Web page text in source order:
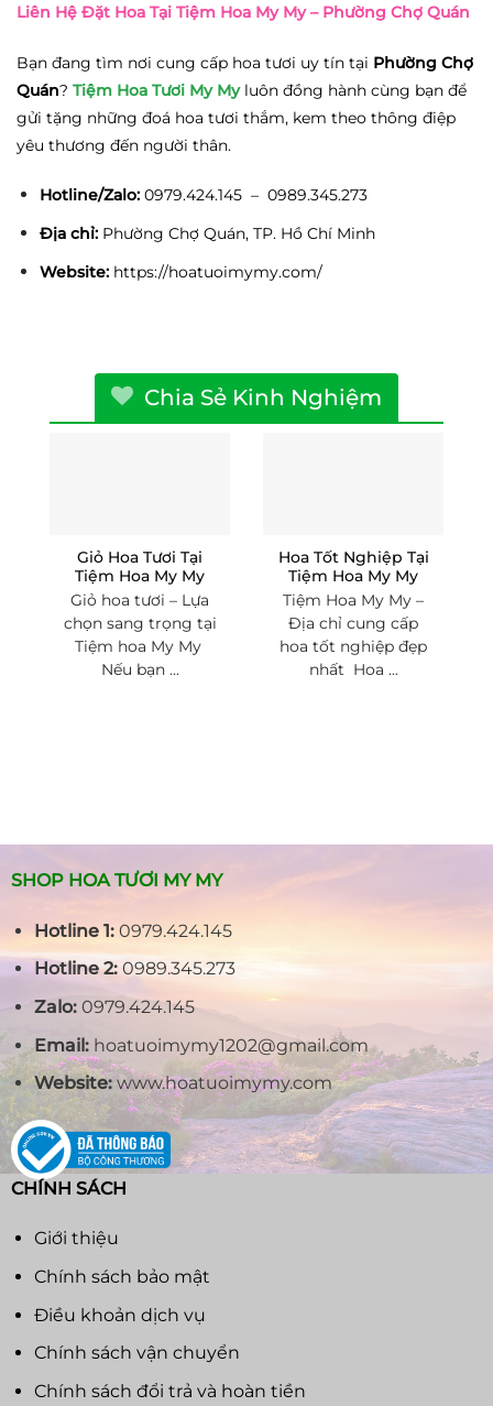
Liên Hệ Đặt Hoa Tại Tiệm Hoa My My – Phường Chợ Quán
Bạn đang tìm nơi cung cấp hoa tươi uy tín tại Phường Chợ
Quán? Tiệm Hoa Tươi My Myluôn đồng hành cùng bạn để
gửi tặng những đoá hoa tươi thắm, kem theo thông điệp
yêu thương đến người thân.
Hotline/Zalo:0979.424.145 – 0989.345.273
Địa chỉ:Phường Chợ Quán, TP. Hồ Chí Minh
Website: https://hoatuoimymy.com/
Chia Sẻ Kinh Nghiệm
Giỏ Hoa Tươi Tại
Tiệm Hoa My My
Giỏ hoa tươi – Lựa
chọn sang trọng tại
Tiệm hoa My My
Nếu bạn ...
Hoa Tốt Nghiệp Tại
Tiệm Hoa My My
Tiệm Hoa My My –
Địa chỉ cung cấp
hoa tốt nghiệp đẹp
nhất Hoa ...
SHOP HOA TƯƠI MY MY
Hotline 1:0979.424.145
Hotline 2:0989.345.273
Zalo:0979.424.145
Email:hoatuoimymy1202@gmail.com
Website:www.hoatuoimymy.com
CHÍNH SÁCH
Giới thiệu
Chính sách bảo mật
Điều khoản dịch vụ
Chính sách vận chuyển
Chính sách đổi trả và hoàn tiền